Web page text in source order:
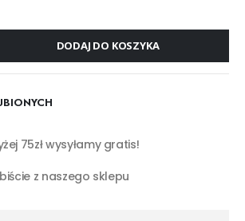
DODAJ DO KOSZYKA
75zł wysyłamy gratis!
z naszego sklepu